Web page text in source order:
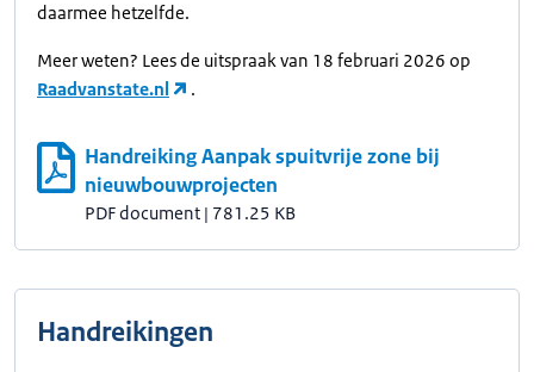
daarmee hetzelfde.
Meer weten? Lees de uitspraak van 18 februari 2026 op
Raadvanstate.nl
.
Handreiking Aanpak spuitvrije zone bij
nieuwbouwprojecten
PDF document | 781.25 KB
Handreikingen